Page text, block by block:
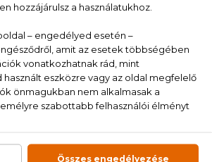
ETHYLHEXYL
CINNAMAL,
PRUNASTRI (OAKMOSS)